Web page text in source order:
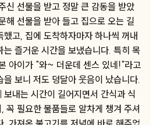
신 선물을 받고 정말 큰 감동을 받았
해 선물을 받아 들고 집으로 오는 길
고, 집에 도착하자마자 하나씩 꺼내
는 즐거운 시간을 보냈습니다. 특히 목
아이가 "와~ 더운데 센스 있네!"라고
을 보니 저도 덩달아 웃음이 났습니다.
보내는 시간이 길어지면서 간식과 식
꼭 필요한 물품들로 알차게 챙겨 주셔